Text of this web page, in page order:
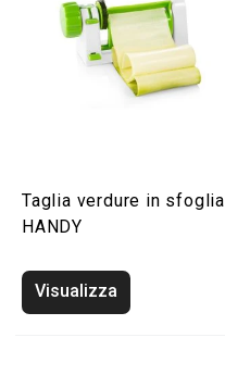
Taglia verdure in sfoglia
HANDY
Visualizza